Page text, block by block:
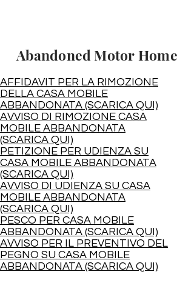
Abandoned Motor Home
AFFIDAVIT PER LA RIMOZIONE
DELLA CASA MOBILE
ABBANDONATA (SCARICA QUI)
AVVISO DI RIMOZIONE CASA
MOBILE ABBANDONATA
(SCARICA QUI)
PETIZIONE PER UDIENZA SU
CASA MOBILE ABBANDONATA
(SCARICA QUI)
AVVISO DI UDIENZA SU CASA
MOBILE ABBANDONATA
(SCARICA QUI)
PESCO PER CASA MOBILE
ABBANDONATA (SCARICA QUI)
AVVISO PER IL PREVENTIVO DEL
PEGNO SU CASA MOBILE
ABBANDONATA (SCARICA QUI)